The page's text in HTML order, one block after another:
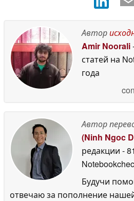
Автор
Amir Noorali
статей на
года
Автор
(Ninh Ngoc
редакции -
Будучи
отвечаю за пополнение